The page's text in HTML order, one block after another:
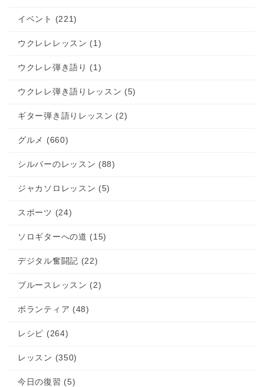
イベント (221)
ウクレレレッスン (1)
ウクレレ弾き語り (1)
ウクレレ弾き語りレッスン (5)
ギター弾き語りレッスン (2)
グルメ (660)
シルバーのレッスン (88)
ジャカソロレッスン (5)
スポーツ (24)
ソロギターへの道 (15)
デジタル奮闘記 (22)
ブルースレッスン (2)
ボランティア (48)
レシピ (264)
レッスン (350)
今日の復習 (5)